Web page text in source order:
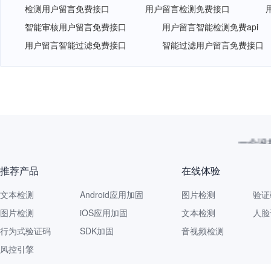
检测用户留言免费接口 用户留言检测免费接口
智能审核用户留言免费接口
用户留言智能检测免费api
用户留言智能过滤免费接口
智能过滤用户留言免费接口
一个
推荐产品
文本检测
图片检测
行为式验证码
风控引擎
Android应用加固
iOS应用加固
SDK加固
在线体验
图片检测
文本检测
音视频检测
验
人